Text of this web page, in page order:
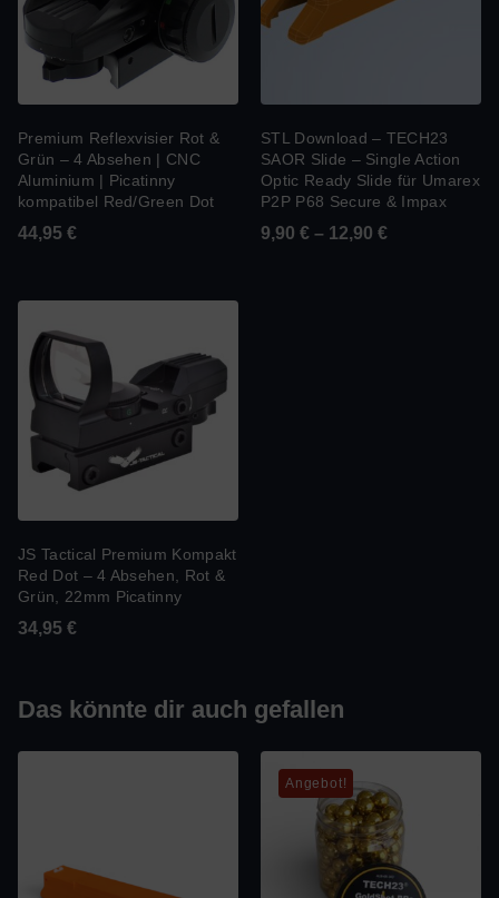
Premium Reflexvisier Rot &
Grün – 4 Absehen | CNC
Aluminium | Picatinny
kompatibel Red/Green Dot
44,95 €
STL Download – TECH23
SAOR Slide – Single Action
Optic Ready Slide für Umarex
P2P P68 Secure & Impax
9,90 € – 12,90 €
JS Tactical Premium Kompakt
Red Dot – 4 Absehen, Rot &
Grün, 22mm Picatinny
34,95 €
Das könnte dir auch gefallen
Angebot!